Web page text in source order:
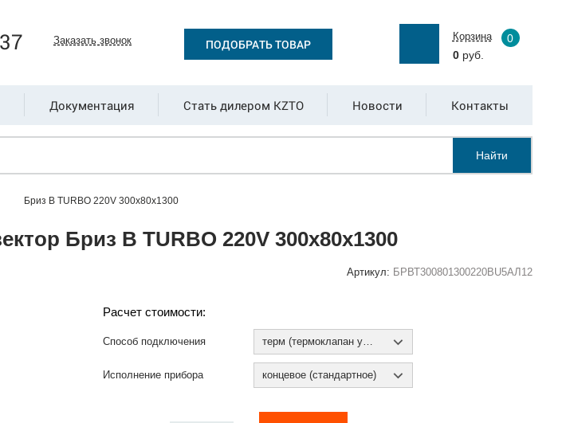
Заказать звонок ПОДОБРАТЬ ТОВАР
Корзина
0
0руб.
Документация Стать дилером KZTO Новости Контакты
Найти
Бриз В TURBO 220V 300х80х1300
Бриз В TURBO 220V 300х80х1300
Артикул: БРВТ300801300220ВU5АЛ12
Расчет стоимости:
Способ подключения терм (термоклапан установлен)
Исполнение прибора концевое (стандартное)